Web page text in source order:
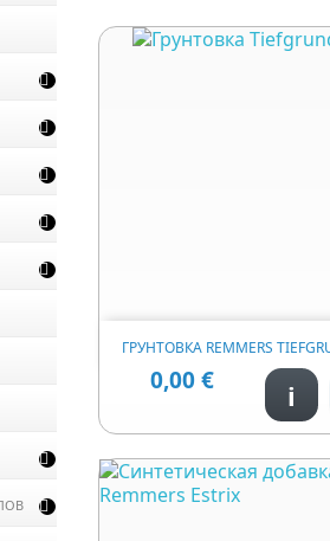







ГРУНТОВКА REMMERS
Ціна
0,00 € i
 Швидкий